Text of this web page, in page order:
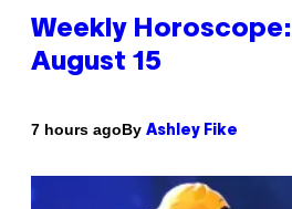
Weekly
August 15
7 hours agoBy Ashley Fike